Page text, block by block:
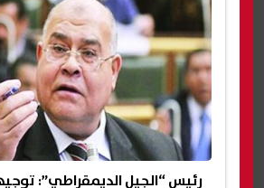
رئيس “الجيل الديمقراطي”: